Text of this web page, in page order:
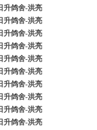
升鸽舍-洪亮
升鸽舍-洪亮
升鸽舍-洪亮
升鸽舍-洪亮
升鸽舍-洪亮
升鸽舍-洪亮
升鸽舍-洪亮
升鸽舍-洪亮
升鸽舍-洪亮
升鸽舍-洪亮